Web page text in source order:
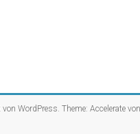
von WordPress. Theme: Accelerate von